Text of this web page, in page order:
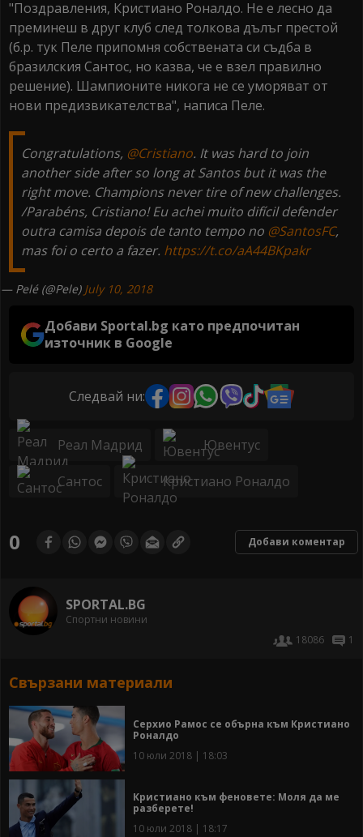
"Поздравления, Кристиано Роналдо. Не е лесно да
преминеш в друг клуб след толкова дълъг престой
(б.р. тук Пеле припомня собствената си съдба в
бразилския Сантос, но казва, че е взел правилно
решение). Шампионите никога не се уморяват от
нови предизвикателства", написа Пеле.
Congratulations, @Cristiano. It was hard to join
another side after so long at Santos but it was the
right move. Champions never tire of new challenges.
/Parabéns, Cristiano! Eu achei muito difícil defender
outra camisa depois de tanto tempo no @SantosFC,
mas foi o certo a fazer. https://t.co/aA44BKpakr
— Pelé (@Pele) July 10, 2018
Добави Sportal.bg като предпочитан
източник в Google
Следвай ни:
Реал Мадрид Ювентус
Сантос Кристиано Роналдо
0 Добави коментар
SPORTAL.BG
Спортни новини
18086
1
Свързани материали
Серхио Рамос се обърна към Кристиано
Роналдо
10 юли 2018 | 18:03
Кристиано към феновете: Моля да ме
разберете!
10 юли 2018 | 18:17